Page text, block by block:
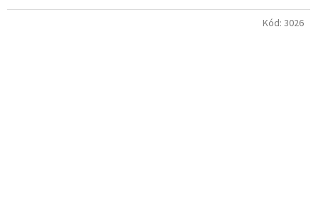
chutných a šťavnatých plodů.
Kód: 3026